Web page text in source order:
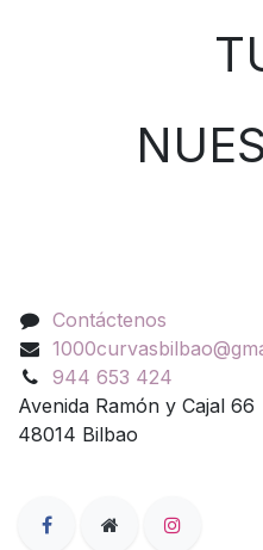
TU
Contáctenos
944 653 424
Avenida Ramón y Cajal 66
48014 Bilbao